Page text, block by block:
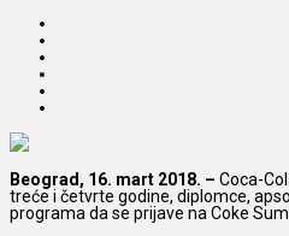
Beograd, 16. mart 2018. – Coca-
treće i četvrte godine, diplomce,
programa da se prijave na Coke